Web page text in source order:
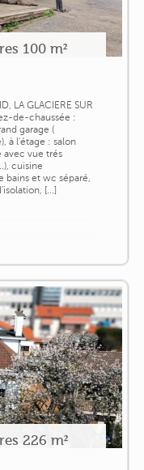
100 m²
LA GLACIERE SUR
de-chaussée :
garage (
à l'étage : salon
avec vue trés
cuisine
bains et wc séparé,
[...]
226 m²